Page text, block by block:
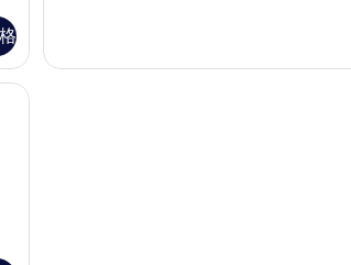
客房內保險箱、書桌